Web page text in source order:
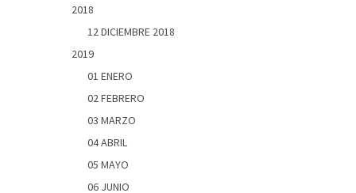
2018
12 DICIEMBRE 2018
2019
01 ENERO
02 FEBRERO
03 MARZO
04 ABRIL
05 MAYO
06 JUNIO